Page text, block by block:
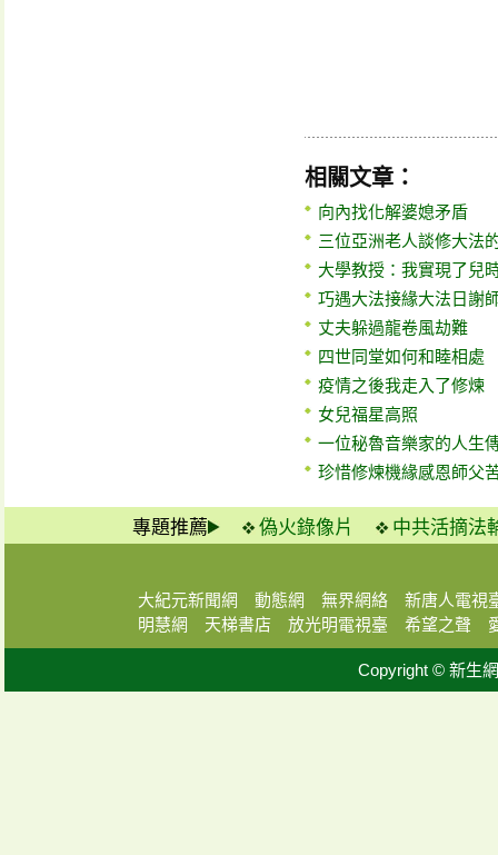
相關文章：
向內找化解婆媳矛盾
三位亞洲老人談修大法
大學教授：我實現了兒
巧遇大法接緣大法日謝
丈夫躲過龍卷風劫難
四世同堂如何和睦相處
疫情之後我走入了修煉
女兒福星高照
一位秘魯音樂家的人生
珍惜修煉機緣感恩師父
專題推薦 偽火錄像片 中共活摘法
大紀元新聞網 動態網 無界網絡
新唐人電視
明慧網
天梯書店 放光明電視臺 希望之聲
Copyright © 新生